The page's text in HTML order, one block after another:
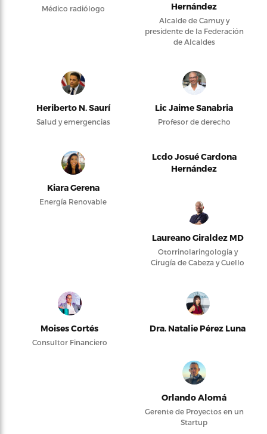
Médico radiólogo
Hernández
Alcalde de Camuy y
presidente de la Federación
de Alcaldes
Heriberto N. Saurí
Salud y emergencias
Lic Jaime Sanabria
Profesor de derecho
Kiara Gerena
Energía Renovable
Lcdo Josué Cardona
Hernández
Laureano Giraldez MD
Otorrinolaringología y
Cirugía de Cabeza y Cuello
Moises Cortés
Consultor Financiero
Dra. Natalie Pérez Luna
Orlando Alomá
Gerente de Proyectos en un
Startup